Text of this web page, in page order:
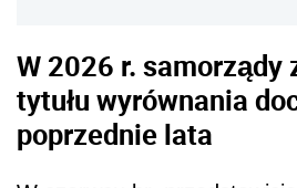
W 2026 r. samorządy
tytułu wyrównania
poprzednie lata